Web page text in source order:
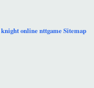
knight onlinenttgameSitemap